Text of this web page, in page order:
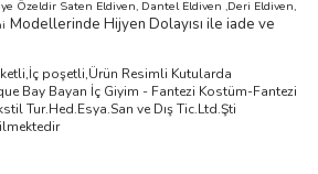
Özeldir Saten Eldiven, Dantel Eldiven ,Deri Eldiven,
Modellerinde Hijyen Dolayısı ile iade ve
poşetli,Ürün Resimli Kutularda
Bay Bayan İç Giyim - Fantezi Kostüm-Fantezi
Tur.Hed.Esya.San ve DışTic.Ltd.Şti